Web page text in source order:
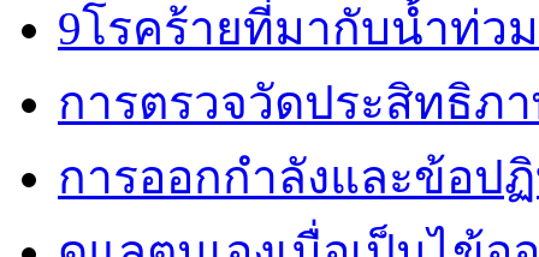
9โรคร้ายที่มากับน้ำท่วม
การตรวจวัดประสิทธิภ
การออกกำลังและข้อป